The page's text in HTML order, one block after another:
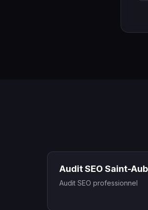
Audit SEO Saint-
Audit SEO professionnel